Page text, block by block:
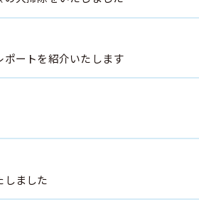
ポートを紹介いたします
しました